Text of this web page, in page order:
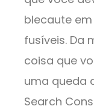
blecaute
fusíveis. Da
coisa que
uma queda
Search